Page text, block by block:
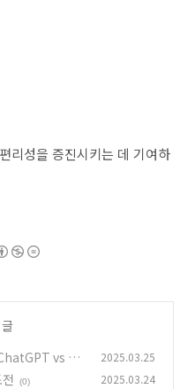
리성을 증진시키는 데 기여하
vs Pe
2025.03.25
(0) 2025.03.24